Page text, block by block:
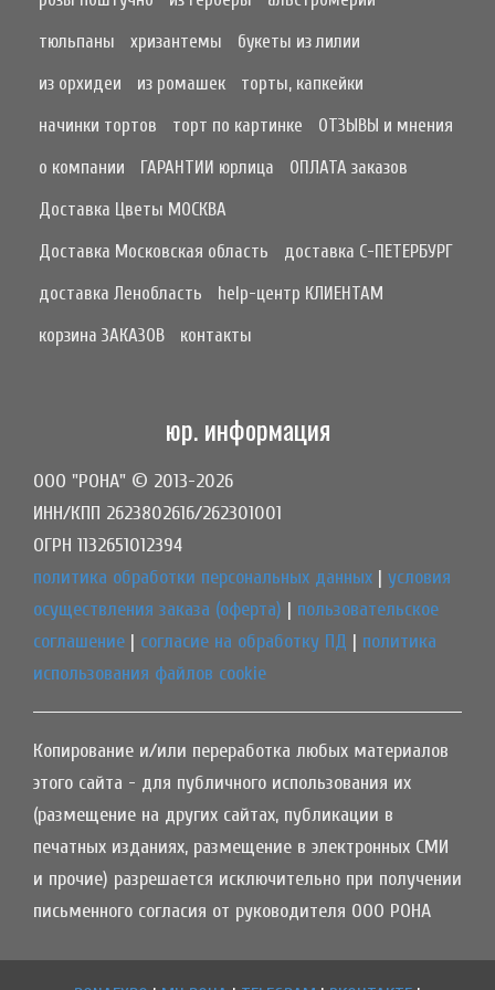
тюльпаны
хризантемы
букеты из лилии
из орхидеи
из ромашек
торты, капкейки
начинки тортов
торт по картинке
ОТЗЫВЫ и мнения
о компании
ГАРАНТИИ юрлица
ОПЛАТА заказов
Доставка Цветы МОСКВА
Доставка Московская область
доставка С-ПЕТЕРБУРГ
доставка Ленобласть
help-центр КЛИЕНТАМ
корзина ЗАКАЗОВ
контакты
юр. информация
ООО "РОНА" © 2013-2026
ИНН/КПП 2623802616/262301001
ОГРН 1132651012394
политика обработки персональных данных | условия
осуществления заказа (оферта) | пользовательское
соглашение | согласие на обработку ПД | политика
использования файлов cookie
Копирование и/или переработка любых материалов
этого сайта - для публичного использования их
(размещение на других сайтах, публикации в
печатных изданиях, размещение в электронных СМИ
и прочие) разрешается исключительно при получении
письменного согласия от руководителя ООО РОНА